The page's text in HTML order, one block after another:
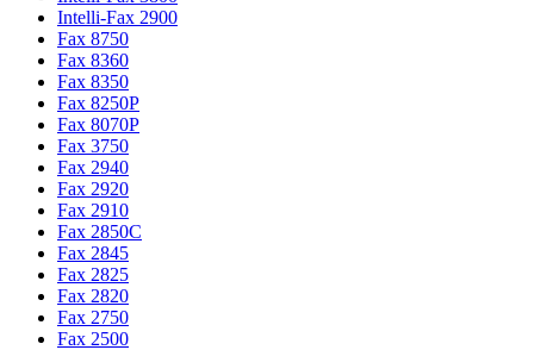
Intelli-Fax 2900
Fax 8750
Fax 8360
Fax 8350
Fax 8250P
Fax 8070P
Fax 3750
Fax 2940
Fax 2920
Fax 2910
Fax 2850C
Fax 2845
Fax 2825
Fax 2820
Fax 2750
Fax 2500